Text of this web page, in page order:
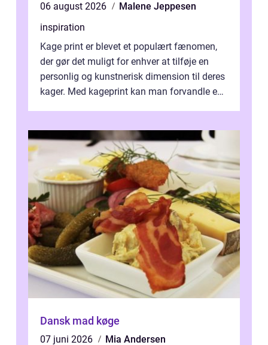
06 august 2026
Malene Jeppesen
inspiration
Kage print er blevet et populært fænomen,
der gør det muligt for enhver at tilføje en
personlig og kunstnerisk dimension til deres
kager. Med kageprint kan man forvandle en
Dansk mad køge
07 juni 2026 Mia Andersen